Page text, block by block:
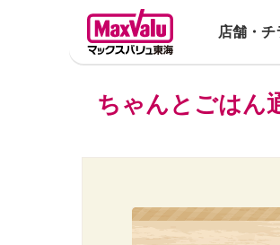
店舗・チ
ちゃんとごはん